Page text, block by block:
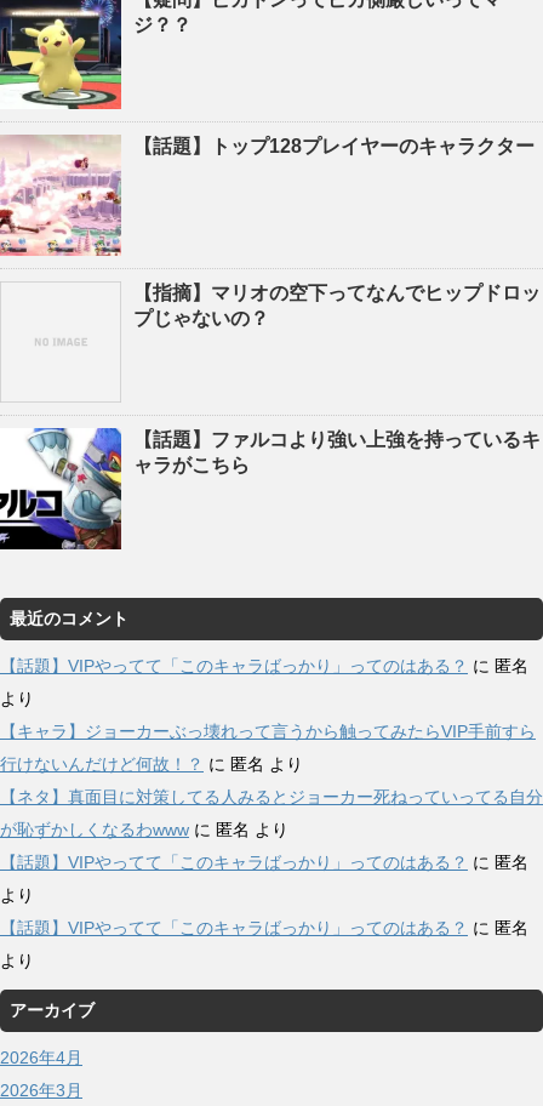
ジ？？
【話題】トップ128プレイヤーのキャラクター
【指摘】マリオの空下ってなんでヒップドロッ
プじゃないの？
【話題】ファルコより強い上強を持っているキ
ャラがこちら
最近のコメント
【話題】VIPやってて「このキャラばっかり」ってのはある？ に 匿名
より
【キャラ】ジョーカーぶっ壊れって言うから触ってみたらVIP手前すら
行けないんだけど何故！？ に 匿名 より
【ネタ】真面目に対策してる人みるとジョーカー死ねっていってる自分
が恥ずかしくなるわwww に 匿名 より
【話題】VIPやってて「このキャラばっかり」ってのはある？ に 匿名
より
【話題】VIPやってて「このキャラばっかり」ってのはある？ に 匿名
より
アーカイブ
2026年4月
2026年3月